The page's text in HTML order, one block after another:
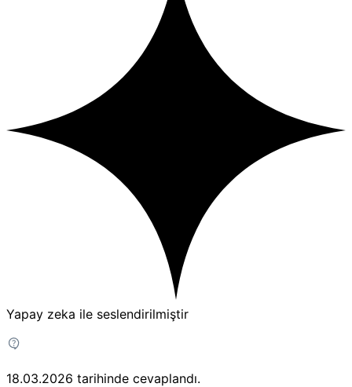
Yapay zeka ile seslendirilmiştir
18.03.2026 tarihinde cevaplandı.